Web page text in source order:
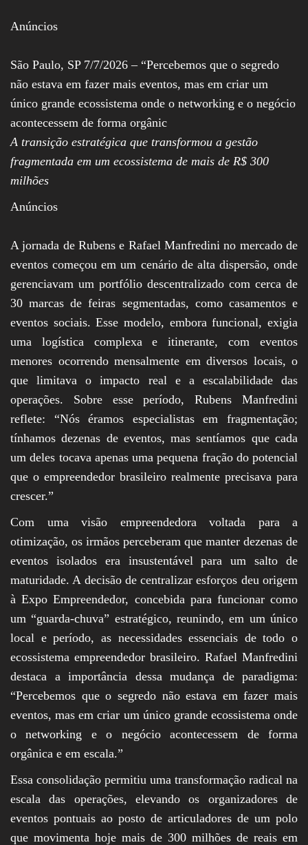
Brasília, Nordeste,
Norte, Centro-
Oeste, Sul, Sudeste,
Vinhos, Bebidas,
Cervejas, Comida,
Emprego,
Empreendedorismo,
Anúncios
São Paulo, SP 7/7/2026 – “Percebemos que o segredo
não estava em fazer mais eventos, mas em criar um
único grande ecossistema onde o networking e o negócio
acontecessem de forma orgânic
A transição estratégica que transformou a gestão
fragmentada em um ecossistema de mais de R$ 300
milhões
Anúncios
A jornada de Rubens e Rafael Manfredini no mercado de
eventos começou em um cenário de alta dispersão, onde
gerenciavam um portfólio descentralizado com cerca de
30 marcas de feiras segmentadas, como casamentos e
eventos sociais. Esse modelo, embora funcional, exigia
uma logística complexa e itinerante, com eventos
menores ocorrendo mensalmente em diversos locais, o
que limitava o impacto real e a escalabilidade das
operações. Sobre esse período, Rubens Manfredini
reflete: “Nós éramos especialistas em fragmentação;
tínhamos dezenas de eventos, mas sentíamos que cada
um deles tocava apenas uma pequena fração do potencial
que o empreendedor brasileiro realmente precisava para
crescer.”
Com uma visão empreendedora voltada para a
otimização, os irmãos perceberam que manter dezenas de
eventos isolados era insustentável para um salto de
maturidade. A decisão de centralizar esforços deu origem
à Expo Empreendedor, concebida para funcionar como
um “guarda-chuva” estratégico, reunindo, em um único
local e período, as necessidades essenciais de todo o
ecossistema empreendedor brasileiro. Rafael Manfredini
destaca a importância dessa mudança de paradigma:
“Percebemos que o segredo não estava em fazer mais
eventos, mas em criar um único grande ecossistema onde
o networking e o negócio acontecessem de forma
orgânica e em escala.”
Essa consolidação permitiu uma transformação radical na
escala das operações, elevando os organizadores de
eventos pontuais ao posto de articuladores de um polo
que movimenta hoje mais de 300 milhões de reais em